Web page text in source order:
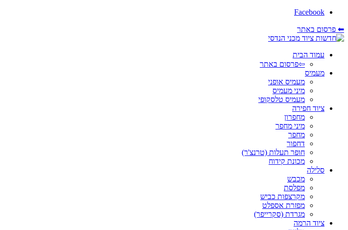
Facebook
⬅ פרסום באתר
עמוד הבית
⇦פרסום באתר
מעמיס
מעמיס אופני
מיני מעמיס
מעמיס טלסקופי
ציוד חפירה
מחפרון
מיני מחפר
מחפר
דחפור
חופר תעלות (טרנצ'ר)
מכונת קידוח
סלילה
מכבש
מפלסת
מקרצפות כביש
מפזרת אספלט
מגרדת (סקרייפר)
ציוד הרמה